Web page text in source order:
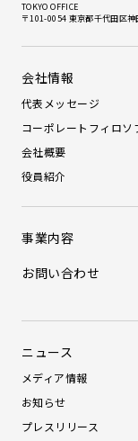
TOKYO OFFICE
〒101-0054 東京都千代田区
会社情報
代表メッセージ
コーポレートフィロソ
会社概要
役員紹介
事業内容
お問い合わせ
ニュース
メディア情報
お知らせ
プレスリリース